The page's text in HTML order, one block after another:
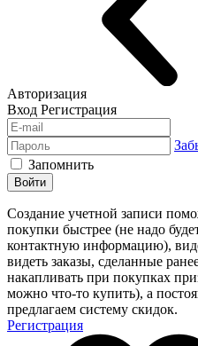
Авторизация
Вход Регистрация
Запомнить
Войти
Создание учетной записи
покупки быстрее (не надо
контактную информацию),
видеть заказы, сделанные
накапливать при покупках
можно что-то купить), а
предлагаем систему скидок.
Регистрация